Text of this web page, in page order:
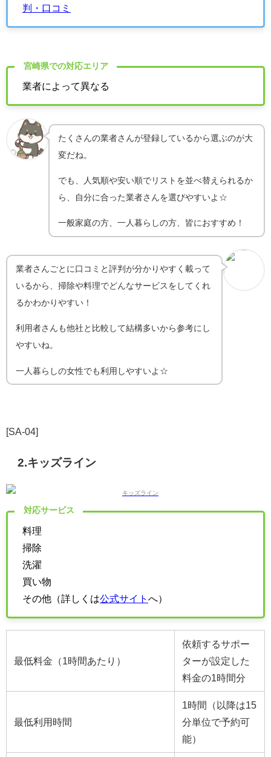
判・口コミ
宮崎県での対応エリア
業者によって異なる
たくさんの業者さんが登録しているから選ぶのが大
変だね。
でも、人気順や安い順でリストを並べ替えられるか
ら、自分に合った業者さんを選びやすいよ☆
一般家庭の方、一人暮らしの方、皆におすすめ！
業者さんごとに口コミと評判が分かりやすく載って
いるから、掃除や料理でどんなサービスをしてくれ
るかわかりやすい！
利用者さんも他社と比較して結構多いから参考にし
やすいね。
一人暮らしの女性でも利用しやすいよ☆
[SA-04]
2.キッズライン
対応サービス
料理
掃除
洗濯
買い物
その他（詳しくは公式サイト へ）
最低料金（1時間あたり）
依頼するサポー
ターが設定した
料金の1時間分
最低利用時間
1時間（以降は15
分単位で予約可
能）